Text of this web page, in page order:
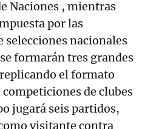
Naciones , mientras
por las
selecciones nacionales
formarán tres grandes
el formato
de clubes
jugará seis partidos,
visitante contra